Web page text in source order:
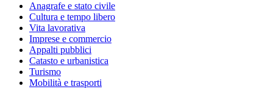
Anagrafe e stato civile
Cultura e tempo libero
Vita lavorativa
Imprese e commercio
Appalti pubblici
Catasto e urbanistica
Turismo
Mobilità e trasporti